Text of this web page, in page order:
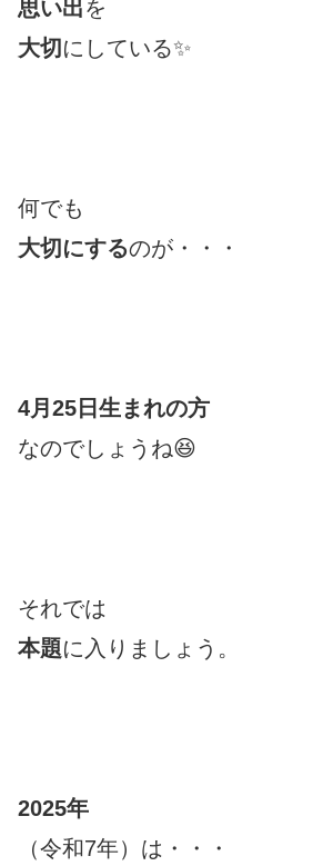
思い出を
大切 にしている✨
何でも
大切にするのが・・・
4月25日生まれの方
なのでしょうね😆
それでは
本題に入りましょう。
2025年
（令和7年）は・・・